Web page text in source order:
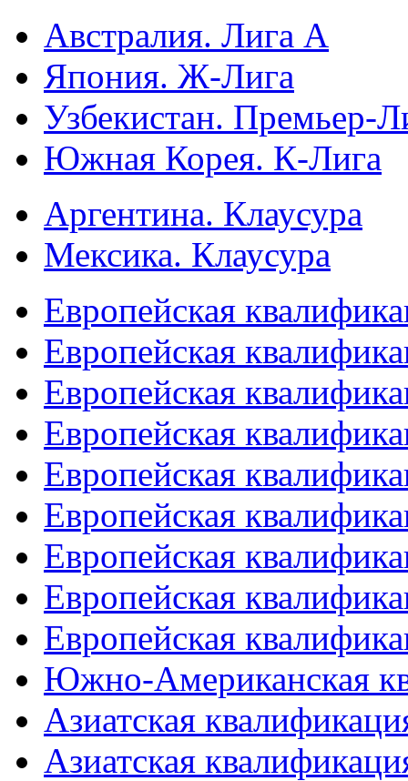
Австралия. Лига А
Япония. Ж-Лига
Узбекистан. Премьер-
Южная Корея. К-Лига
Аргентина. Клаусура
Мексика. Клаусура
Европейская
Европейская
Европейская
Европейская
Европейская
Европейская
Европейская
Европейская
Европейская
Южно-Американская
Азиатская
Азиатская